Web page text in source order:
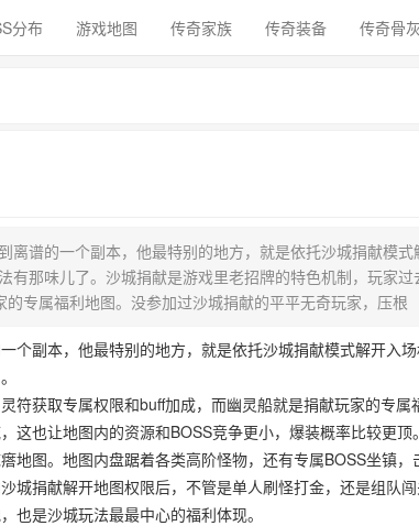
分布 游戏地图 传奇家族 传奇装备 传奇骨灰
离谱的一个副本，他最特别的地方，就是依托沙城捐献模式
那味儿了。沙城捐献是游戏里老招牌的特色机制，玩家过
专属福利地图。没参加过沙城捐献的平平无奇玩家，压根
个副本，他最特别的地方，就是依托沙城捐献模式解开入
获取专属权限和buff加成，而幽灵船就是捐献玩家的专属
也让地图内的资源和BOSS竞争更小，爆装概率比较更顶。
地图。地图内盘踞着各类高阶怪物，还有专属BOSS坐镇，
捐献解开地图权限后，不管是单人刷怪打金，还是组队闯
也是沙城玩法最最中心的福利体现。